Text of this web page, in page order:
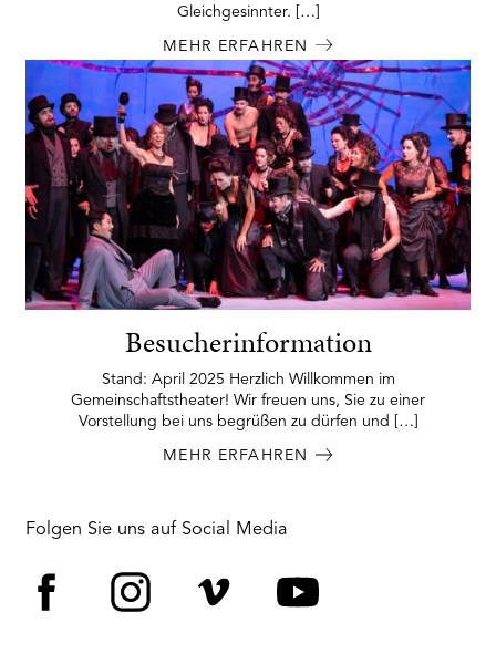
Gleichgesinnter. […]
MEHR ERFAHREN
Besucherinformation
Stand: April 2025 Herzlich Willkommen im
Gemeinschaftstheater! Wir freuen uns, Sie zu einer
Vorstellung bei uns begrüßen zu dürfen und […]
MEHR ERFAHREN
Folgen Sie uns auf Social Media